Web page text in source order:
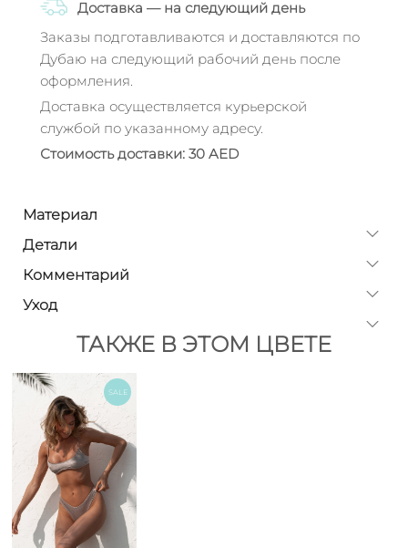
Доставка — на следующий день
Заказы подготавливаются и доставляются по
Дубаю на следующий рабочий день после
оформления.
Доставка осуществляется курьерской
службой по указанному адресу.
Стоимость доставки: 30 AED
Материал
Детали
Комментарий
Уход
ТАКЖЕ В ЭТОМ ЦВЕТЕ
SALE